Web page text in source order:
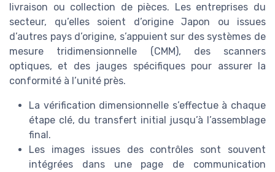
livraison ou collection de pièces. Les entreprises du
secteur, qu’elles soient d’origine Japon ou issues
d’autres pays d’origine, s’appuient sur des systèmes de
mesure tridimensionnelle (CMM), des scanners
optiques, et des jauges spécifiques pour assurer la
conformité à l’unité près.
La vérification dimensionnelle s’effectue à chaque
étape clé, du transfert initial jusqu’à l’assemblage
final.
Les images issues des contrôles sont souvent
intégrées dans une page de communication